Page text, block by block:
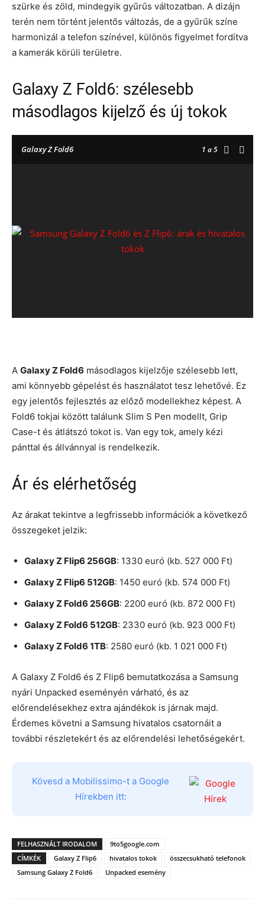
szürke és zöld, mindegyik gyűrűs változatban. A dizájn
terén nem történt jelentős változás, de a gyűrűk színe
harmonizál a telefon színével, különös figyelmet fordítva
a kamerák körüli területre.
Galaxy Z Fold6: szélesebb
másodlagos kijelző és új tokok
Galaxy Z Fold6 1 a 5
A Galaxy Z Fold6 másodlagos kijelzője szélesebb lett,
ami könnyebb gépelést és használatot tesz lehetővé. Ez
egy jelentős fejlesztés az előző modellekhez képest. A
Fold6 tokjai között találunk Slim S Pen modellt, Grip
Case-t és átlátszó tokot is. Van egy tok, amely kézi
pánttal és állvánnyal is rendelkezik.
Ár és elérhetőség
Az árakat tekintve a legfrissebb információk a következő
összegeket jelzik:
Galaxy Z Flip6 256GB: 1330 euró (kb. 527 000 Ft)
Galaxy Z Flip6 512GB: 1450 euró (kb. 574 000 Ft)
Galaxy Z Fold6 256GB: 2200 euró (kb. 872 000 Ft)
Galaxy Z Fold6 512GB: 2330 euró (kb. 923 000 Ft)
Galaxy Z Fold6 1TB: 2580 euró (kb. 1 021 000 Ft)
A Galaxy Z Fold6 és Z Flip6 bemutatkozása a Samsung
nyári Unpacked eseményén várható, és az
előrendelésekhez extra ajándékok is járnak majd.
Érdemes követni a Samsung hivatalos csatornáit a
további részletekért és az előrendelési lehetőségekért.
Kövesd a Mobilissimo-t a Google
Hírekben itt:
FELHASZNÁLT IRODALOM
9to5google.com
CÍMKÉK
Galaxy Z Flip6 hivatalos tokok
összecsukható telefonok
Samsung Galaxy Z Fold6
Unpacked esemény